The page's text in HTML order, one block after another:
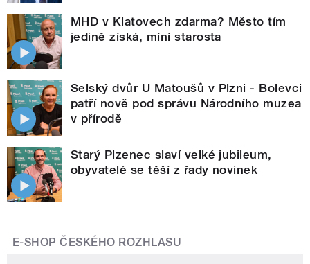
MHD v Klatovech zdarma? Město tím
jedině získá, míní starosta
Selský dvůr U Matoušů v Plzni - Bolevci
patří nově pod správu Národního muzea
v přírodě
Starý Plzenec slaví velké jubileum,
obyvatelé se těší z řady novinek
E-SHOP ČESKÉHO ROZHLASU